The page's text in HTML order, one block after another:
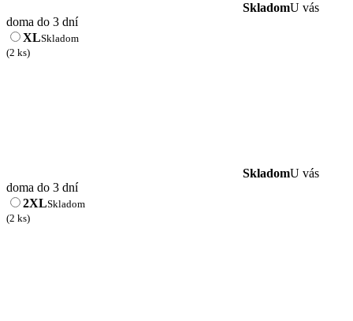
SkladomU vás
doma do 3 dní
XLSkladom
(2 ks)
SkladomU vás
doma do 3 dní
2XLSkladom
(2 ks)